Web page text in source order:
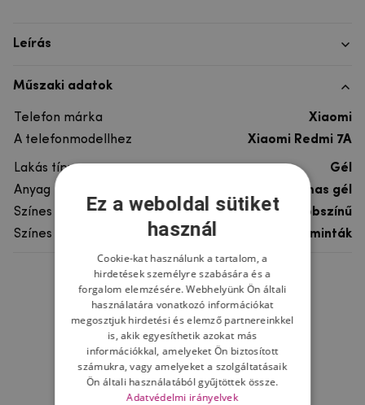
Leírás
Műszaki adatok
Telefon márka
Xiaomi
A telefonmodellhez
Xiaomi Redmi 7A
Lakás típusa
Gél
Anyag
rugalmas gél
Színes
többszínű
Színes motívum
Egyéb minták
Ne felejtsd el
Ez a weboldal sütiket
használ
Cookie-kat használunk a tartalom, a
hirdetések személyre szabására és a
forgalom elemzésére. Webhelyünk Ön általi
használatára vonatkozó információkat
megosztjuk hirdetési és elemző partnereinkkel
is, akik egyesíthetik azokat más
információkkal, amelyeket Ön biztosított
számukra, vagy amelyeket a szolgáltatásaik
Ön általi használatából gyűjtöttek össze.
Adatvédelmi irányelvek